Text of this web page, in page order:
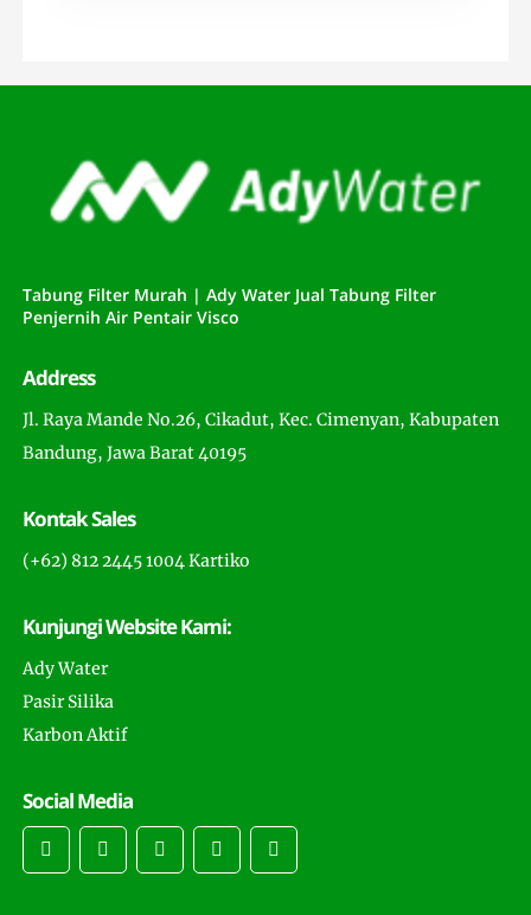
Tabung Filter Murah | Ady Water Jual Tabung Filter
Penjernih Air Pentair Visco
Address
Jl. Raya Mande No.26, Cikadut, Kec. Cimenyan, Kabupaten
Bandung, Jawa Barat 40195
Kontak Sales
(+62) 812 2445 1004 Kartiko
Kunjungi Website Kami:
Ady Water
Pasir Silika
Karbon Aktif
Social Media